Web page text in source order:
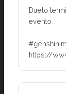
Duelo
evento.
https://